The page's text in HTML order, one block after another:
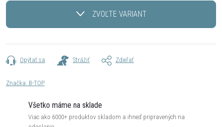
cena:
ZVOĽTE VARIANT
Opýtať sa Strážiť Zdieľať
Značka: B-TOP
Všetko máme na sklade
Viac ako 6000+ produktov skladom a ihneď pripravených na